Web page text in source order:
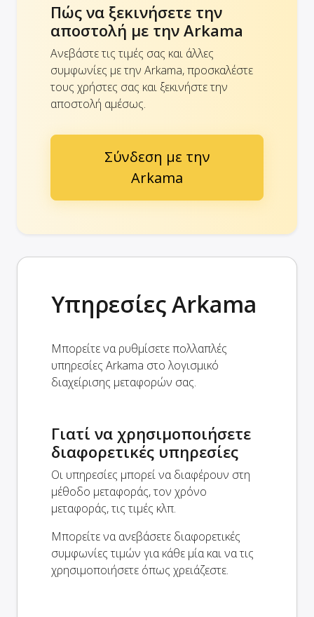
Πώς να ξεκινήσετε την
αποστολή με την Arkama
Ανεβάστε τις τιμές σας και άλλες
συμφωνίες με την Arkama, προσκαλέστε
τους χρήστες σας και ξεκινήστε την
αποστολή αμέσως.
Σύνδεση με την
Arkama
Υπηρεσίες Arkama
Μπορείτε να ρυθμίσετε πολλαπλές
υπηρεσίες Arkama στο λογισμικό
διαχείρισης μεταφορών σας.
Γιατί να χρησιμοποιήσετε
διαφορετικές υπηρεσίες
Οι υπηρεσίες μπορεί να διαφέρουν στη
μέθοδο μεταφοράς, τον χρόνο
μεταφοράς, τις τιμές κλπ.
Μπορείτε να ανεβάσετε διαφορετικές
συμφωνίες τιμών για κάθε μία και να τις
χρησιμοποιήσετε όπως χρειάζεστε.